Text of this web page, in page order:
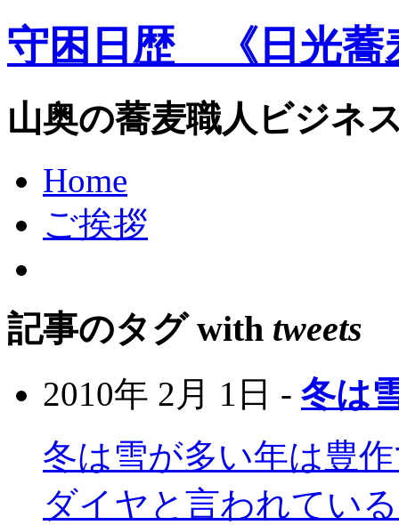
守困日歴 《日光蕎
山奥の蕎麦職人ビジネ
Home
ご挨拶
記事のタグ with tweets
2010年 2月 1日 - 冬は
冬は雪が多い年は豊
ダイヤと言われてい